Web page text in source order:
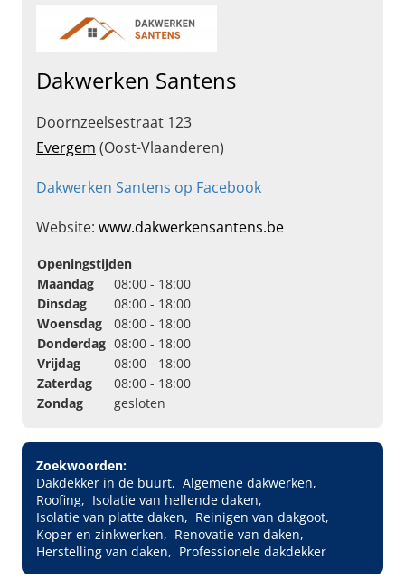
Dakwerken Santens
Doornzeelsestraat 123
Evergem (Oost-Vlaanderen)
Dakwerken Santens op Facebook
Website: www.dakwerkensantens.be
Openingstijden
Maandag
08:00 - 18:00
Dinsdag
08:00 - 18:00
Woensdag
08:00 - 18:00
Donderdag 08:00 - 18:00
Vrijdag
08:00 - 18:00
Zaterdag
08:00 - 18:00
Zondag
gesloten
Zoekwoorden:
Dakdekker in de buurt
Algemene dakwerken
Roofing
Isolatie van hellende daken
Isolatie van platte daken
Reinigen van dakgoot
Koper en zinkwerken
Renovatie van daken
Herstelling van daken
Professionele dakdekker